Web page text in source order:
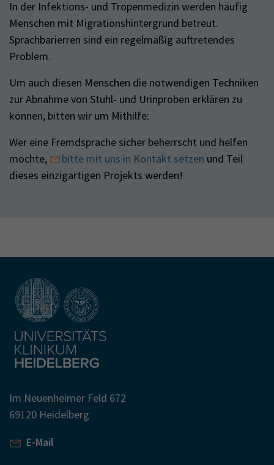
In der Infektions- und Tropenmedizin werden häufig
Menschen mit Migrationshintergrund betreut.
Sprachbarierren sind ein regelmäßig auftretendes
Problem.
Um auch diesen Menschen die notwendigen Techniken
zur Abnahme von Stuhl- und Urinproben erklären zu
können, bitten wir um Mithilfe:
Wer eine Fremdsprache sicher beherrscht und helfen
möchte,
bitte mit uns in Kontakt setzen und Teil
dieses einzigartigen Projekts werden!
Im Neuenheimer Feld 672
69120 Heidelberg
E-Mail